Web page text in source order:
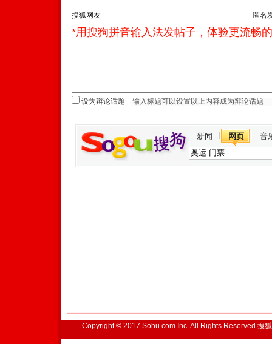
匿名
*用搜狗拼音输入法发帖子，体验更流畅
设为辩论话题
新闻 网页 音
Copyright © 2017 Sohu.com Inc. All Rights Reserved.搜